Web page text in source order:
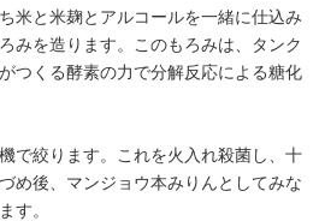
米と米麹とアルコールを一緒に仕込み
みを造ります。このもろみは、タンク
つくる酵素の力で分解反応による糖化
で絞ります。これを火入れ殺菌し、十
め後、マンジョウ本みりんとしてみな
す。